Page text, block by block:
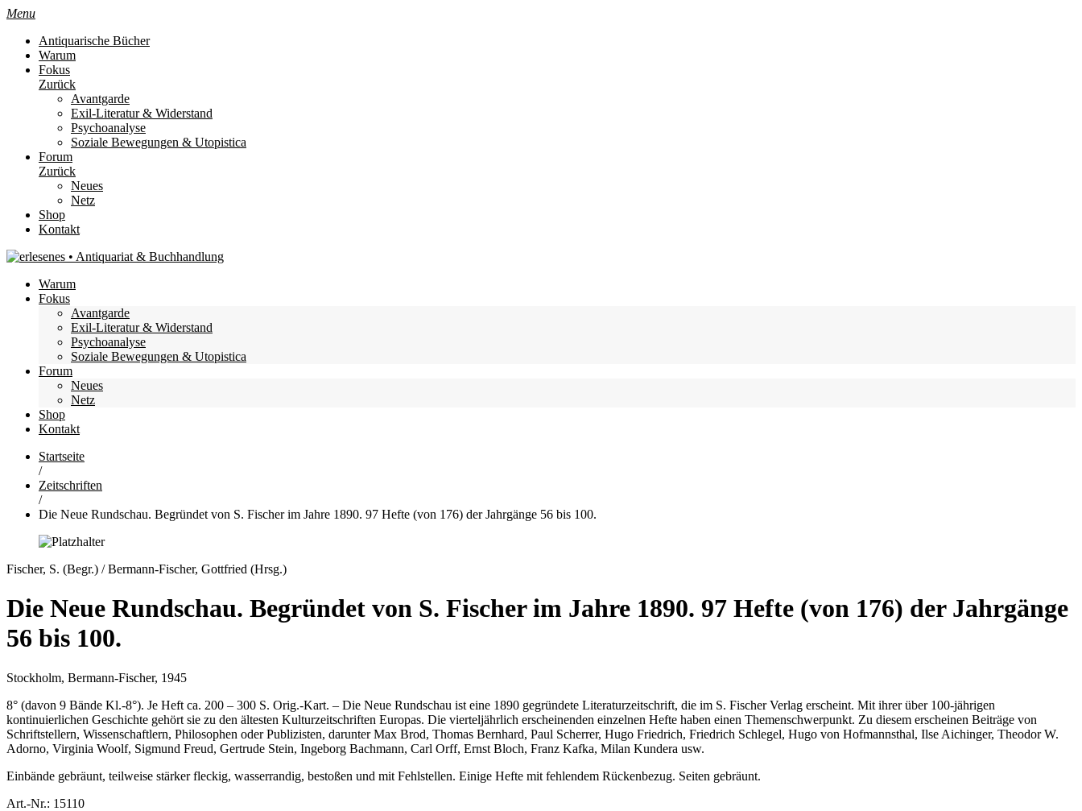
Menu
Antiquarische Bücher
Warum
Fokus
Zurück
Avantgarde
Exil-Literatur & Widerstand
Psychoanalyse
Soziale Bewegungen & Utopistica
Forum
Zurück
Neues
Netz
Shop
Kontakt
Warum
Fokus
Avantgarde
Exil-Literatur & Widerstand
Psychoanalyse
Soziale Bewegungen & Utopistica
Forum
Neues
Netz
Shop
Kontakt
Startseite
/
Zeitschriften
/
Die Neue Rundschau. Begründet von S. Fischer im Jahre 1890. 97 Hefte (von 176) der Jahrgänge 56 bis 100.
Fischer, S. (Begr.) / Bermann-Fischer, Gottfried (Hrsg.)
Die Neue Rundschau. Begründet von S. Fischer im Jahre 1890. 97 Hefte (von 176) der Jahrgänge
56 bis 100.
Stockholm, Bermann-Fischer, 1945
8° (davon 9 Bände Kl.-8°). Je Heft ca. 200 – 300 S. Orig.-Kart. – Die Neue Rundschau ist eine 1890 gegründete Literaturzeitschrift, die im S. Fischer Verlag erscheint. Mit ihrer über 100-jährigen
kontinuierlichen Geschichte gehört sie zu den ältesten Kulturzeitschriften Europas. Die vierteljährlich erscheinenden einzelnen Hefte haben einen Themenschwerpunkt. Zu diesem erscheinen Beiträge von
Schriftstellern, Wissenschaftlern, Philosophen oder Publizisten, darunter Max Brod, Thomas Bernhard, Paul Scherrer, Hugo Friedrich, Friedrich Schlegel, Hugo von Hofmannsthal, Ilse Aichinger, Theodor W.
Adorno, Virginia Woolf, Sigmund Freud, Gertrude Stein, Ingeborg Bachmann, Carl Orff, Ernst Bloch, Franz Kafka, Milan Kundera usw.
Einbände gebräunt, teilweise stärker fleckig, wasserrandig, bestoßen und mit Fehlstellen. Einige Hefte mit fehlendem Rückenbezug. Seiten gebräunt.
Art.-Nr.: 15110